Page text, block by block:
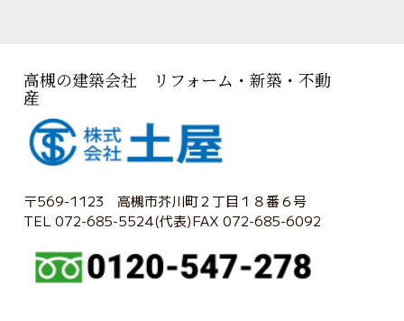
高槻の建築会社 リフォーム・新築・不動
産
〒569-1123 高槻市芥川町２丁目１８番６号
TEL 072-685-5524(代表)FAX 072-685-6092